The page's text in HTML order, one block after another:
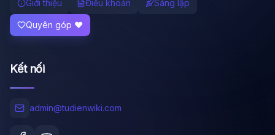
Giới thiệu Điều khoản Sáng lập
Quyên góp ❤️
Kết nối
admin@tudienwiki.com